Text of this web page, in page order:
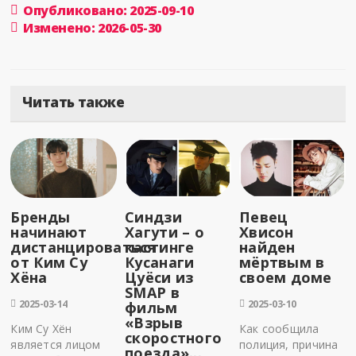
Опубликовано: 2025-09-10
Изменено: 2026-05-30
Читать также
Бренды
начинают
дистанцироваться
от Ким Су
Хёна
2025-03-14
Ким Су Хён
является лицом
Синдзи
Хагути – о
кастинге
Кусанаги
Цуёси из
SMAP в
фильм
«Взрыв
скоростного
Певец
Хвисон
найден
мёртвым в
своем доме
2025-03-10
Как сообщила
полиция, причина